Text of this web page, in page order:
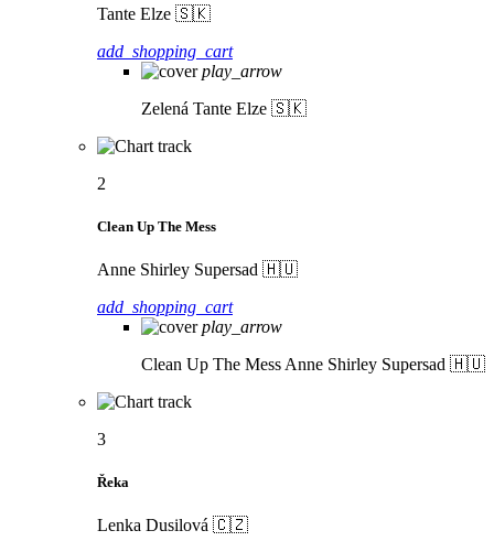
Tante Elze 🇸🇰
add_shopping_cart
play_arrow
Zelená Tante Elze 🇸🇰
2
Clean Up The Mess
Anne Shirley Supersad 🇭🇺
add_shopping_cart
play_arrow
Clean Up The Mess Anne Shirley Supersad 🇭🇺
3
Řeka
Lenka Dusilová 🇨🇿